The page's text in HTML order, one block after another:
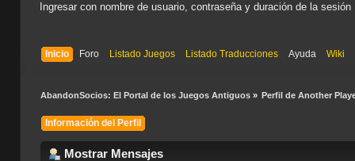
Ingresar con nombre de usuario, contraseña y duración de la sesión
Inicio Foro Listado Juegos Listado Traducciones Ayuda Wiki
AbandonSocios: El Portal de los Juegos Antiguos» Perfil de Another
Información del Perfil
Mostrar Mensajes